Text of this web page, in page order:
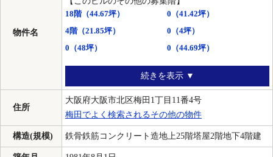
物件名
18階（44.67坪） 0 （41.42坪）
4階（21.85坪） 0 （4坪）
0 （48坪） 0 （44.69坪）
続きを表示 ▼
住所
大阪府大阪市北区梅田1丁目11番4号
梅田でよく検索されるその他の物件
構造(規模) 鉄骨鉄筋コンクリート造地上25階塔屋2階地下4階建